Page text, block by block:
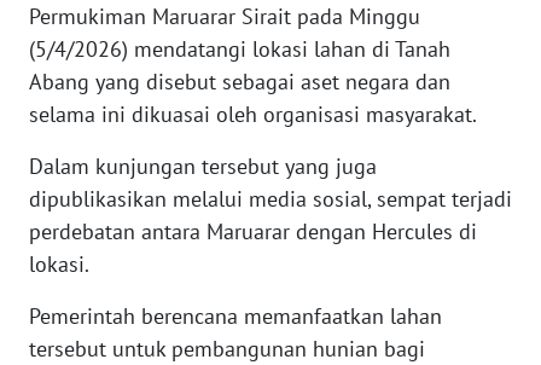
Permukiman Maruarar Sirait pada Minggu
(5/4/2026) mendatangi lokasi lahan di Tanah
Abang yang disebut sebagai aset negara dan
selama ini dikuasai oleh organisasi masyarakat.
Dalam kunjungan tersebut yang juga
dipublikasikan melalui media sosial, sempat terjadi
perdebatan antara Maruarar dengan Hercules di
lokasi.
Pemerintah berencana memanfaatkan lahan
tersebut untuk pembangunan hunian bagi
MEDIA
SIBER
REDAKSI
KARIR
DISCLAIMER
Wahana
News
Regional